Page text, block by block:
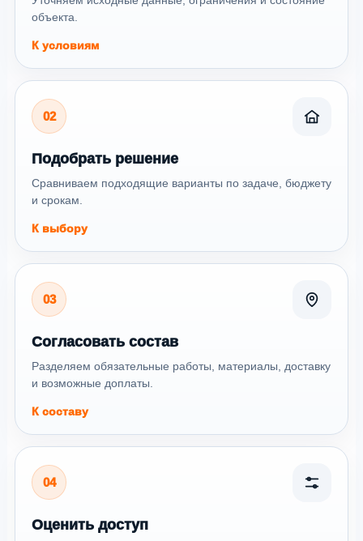
объекта.
К условиям
02
Подобрать решение
Сравниваем подходящие варианты по задаче, бюджету
и срокам.
К выбору
03
Согласовать состав
Разделяем обязательные работы, материалы, доставку
и возможные доплаты.
К составу
04
Оценить доступ